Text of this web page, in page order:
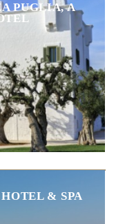
PUGLIA, A
& SPA